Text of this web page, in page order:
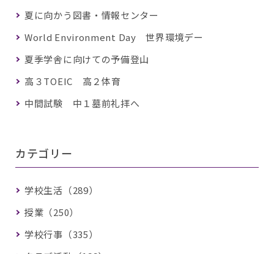
夏に向かう図書・情報センター
World Environment Day 世界環境デー
夏季学舎に向けての予備登山
高３TOEIC 高２体育
中間試験 中１墓前礼拝へ
カテゴリー
学校生活（289）
授業（250）
学校行事（335）